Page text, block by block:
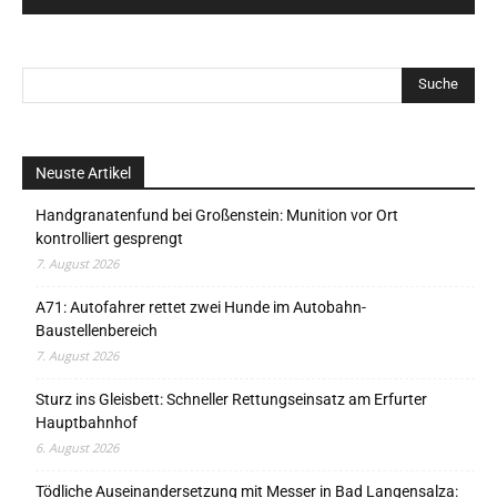
Neuste Artikel
Handgranatenfund bei Großenstein: Munition vor Ort
kontrolliert gesprengt
7. August 2026
A71: Autofahrer rettet zwei Hunde im Autobahn-
Baustellenbereich
7. August 2026
Sturz ins Gleisbett: Schneller Rettungseinsatz am Erfurter
Hauptbahnhof
6. August 2026
Tödliche Auseinandersetzung mit Messer in Bad Langensalza: